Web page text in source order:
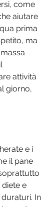
come
aiutare
prima
ma
attività
giorno,
e i
il pane
e
In